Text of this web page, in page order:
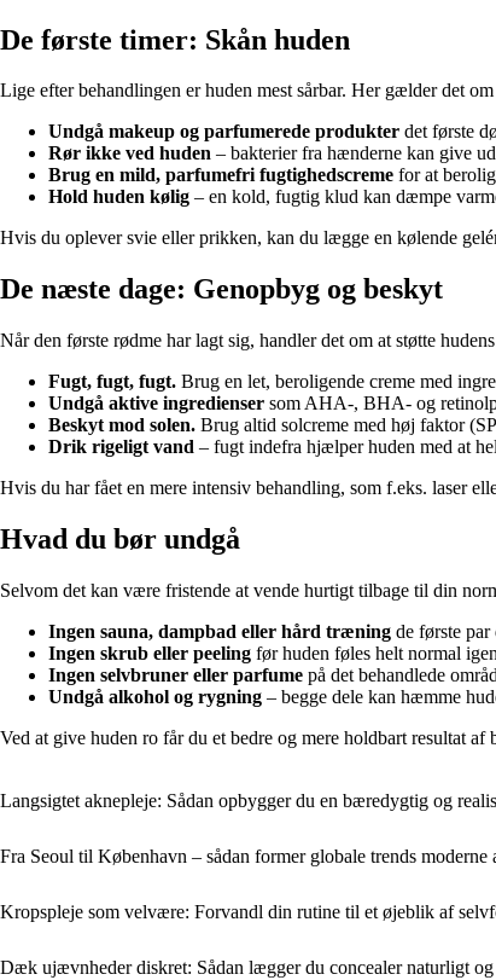
De første timer: Skån huden
Lige efter behandlingen er huden mest sårbar. Her gælder det
Undgå makeup og parfumerede produkter det første
Rør ikke ved huden – bakterier fra hænderne kan give
Brug en mild, parfumefri fugtighedscreme for at
Hold huden kølig – en kold, fugtig klud kan dæmpe
Hvis du oplever svie eller prikken, kan du lægge en kølende
De næste dage: Genopbyg og beskyt
Når den første rødme har lagt sig, handler det om at støtte
Fugt, fugt, fugt. Brug en let, beroligende creme med
Undgå aktive ingredienser som AHA-, BHA- og
Beskyt mod solen. Brug altid solcreme med høj faktor
Drik rigeligt vand – fugt indefra hjælper huden med at
Hvis du har fået en mere intensiv behandling, som f.eks. laser
Hvad du bør undgå
Selvom det kan være fristende at vende hurtigt tilbage til din
Ingen sauna, dampbad eller hård træning de første
Ingen skrub eller peeling før huden føles helt normal
Ingen selvbruner eller parfume på det behandlede
Undgå alkohol og rygning – begge dele kan hæmme
Ved at give huden ro får du et bedre og mere holdbart resultat af
Langsigtet aknepleje: Sådan opbygger du en bæredygtig og
Fra Seoul til København – sådan former globale trends moderne
Kropspleje som velvære: Forvandl din rutine til et øjeblik af
Dæk ujævnheder diskret: Sådan lægger du concealer naturligt